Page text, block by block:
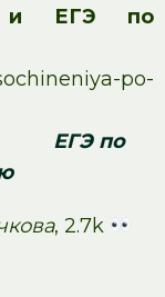
и ЕГЭ по
po-
ЕГЭ по
, 2.7k